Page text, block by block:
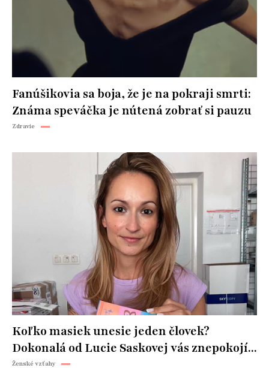
Fanúšikovia sa boja, že je na pokraji smrti:
Známa speváčka je nútená zobrať si pauzu
Zdravie
Koľko masiek unesie jeden človek?
Dokonalá od Lucie Saskovej vás znepokojí...
Ženské vzťahy